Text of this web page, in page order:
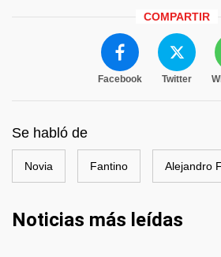
COMPARTIR
Facebook Twitter
Se habló de
Novia Fantino Alejandro
Noticias más leídas